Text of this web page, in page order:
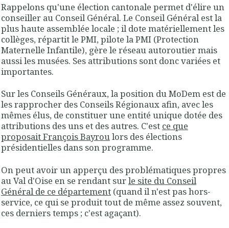
Rappelons qu'une élection cantonale permet d'élire un
conseiller au Conseil Général. Le Conseil Général est la
plus haute assemblée locale ; il dote matériellement les
collèges, répartit le PMI, pilote la PMI (Protection
Maternelle Infantile), gère le réseau autoroutier mais
aussi les musées. Ses attributions sont donc variées et
importantes.
Sur les Conseils Généraux, la position du MoDem est de
les rapprocher des Conseils Régionaux afin, avec les
mêmes élus, de constituer une entité unique dotée des
attributions des uns et des autres. C'est ce que
proposait François Bayroulors des élections
présidentielles dans son programme.
On peut avoir un apperçu des problématiques propres
au Val d'Oise en se rendant surle site du Conseil
Général de ce département (quand il n'est pas hors-
service, ce qui se produit tout de même assez souvent,
ces derniers temps ; c'est agaçant).